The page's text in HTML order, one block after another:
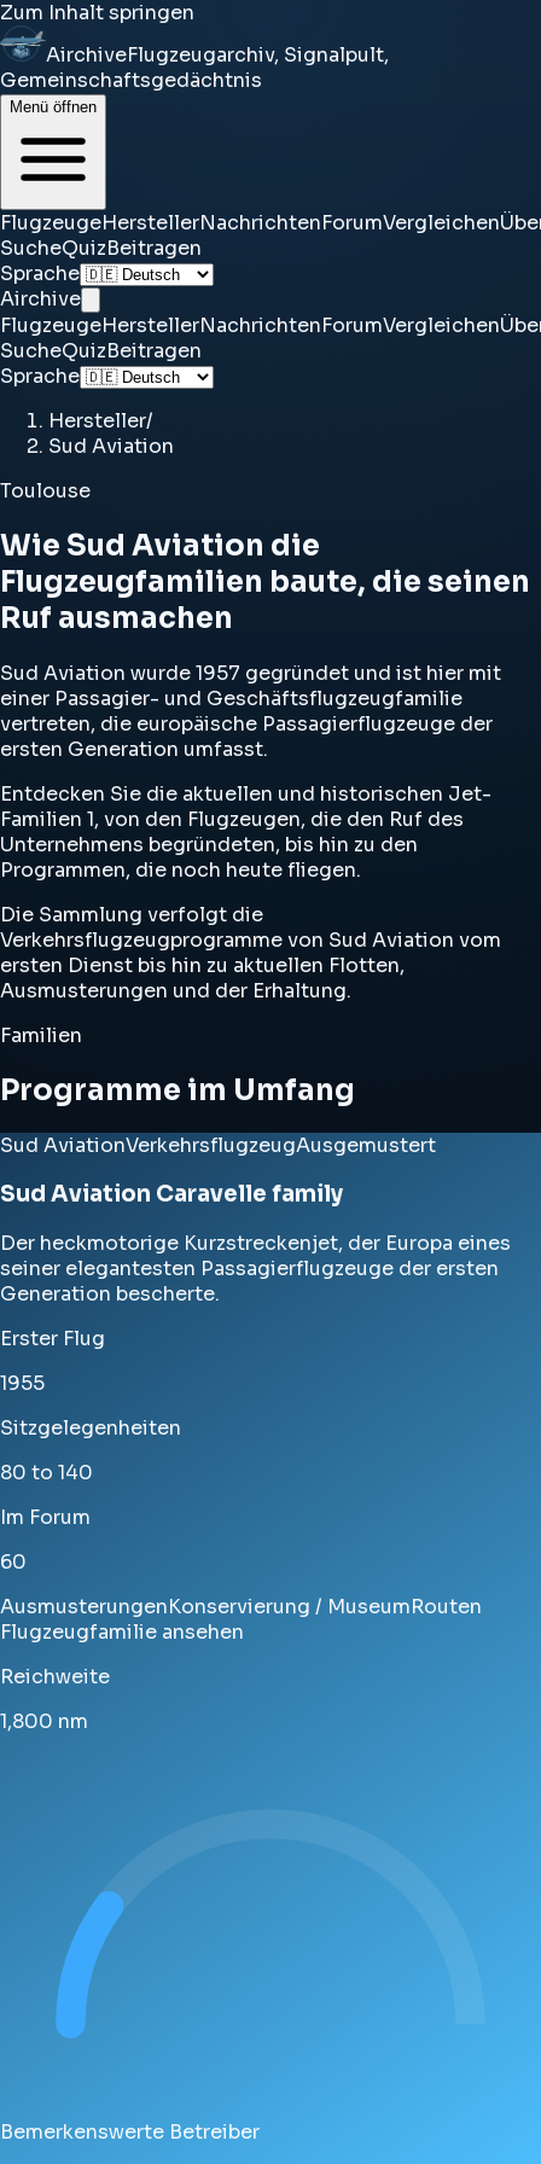
Zum Inhalt springen
AirchiveFlugzeugarchiv, Signalpult,
Gemeinschaftsgedächtnis
Menü öffnen
FlugzeugeHerstellerNachrichtenForumVergleichen
SucheQuizBeitragen
Sprache
Airchive
FlugzeugeHerstellerNachrichtenForumVergleichen
SucheQuizBeitragen
Sprache
Hersteller/
Sud Aviation
Toulouse
Wie Sud Aviation die
Flugzeugfamilien baute, die seinen
Ruf ausmachen
Sud Aviation wurde 1957 gegründet und ist hier mit
einer Passagier- und Geschäftsflugzeugfamilie
vertreten, die europäische Passagierflugzeuge der
ersten Generation umfasst.
Entdecken Sie die aktuellen und historischen Jet-
Familien 1, von den Flugzeugen, die den Ruf des
Unternehmens begründeten, bis hin zu den
Programmen, die noch heute fliegen.
Die Sammlung verfolgt die
Verkehrsflugzeugprogramme von Sud Aviation vom
ersten Dienst bis hin zu aktuellen Flotten,
Ausmusterungen und der Erhaltung.
Familien
Programme im Umfang
Sud AviationVerkehrsflugzeugAusgemustert
Sud Aviation Caravelle family
Der heckmotorige Kurzstreckenjet, der Europa eines
seiner elegantesten Passagierflugzeuge der ersten
Generation bescherte.
Erster Flug
1955
Sitzgelegenheiten
80 to 140
Im Forum
60
AusmusterungenKonservierung / MuseumRouten
Flugzeugfamilie ansehen
Reichweite
1,800 nm
Bemerkenswerte Betreiber